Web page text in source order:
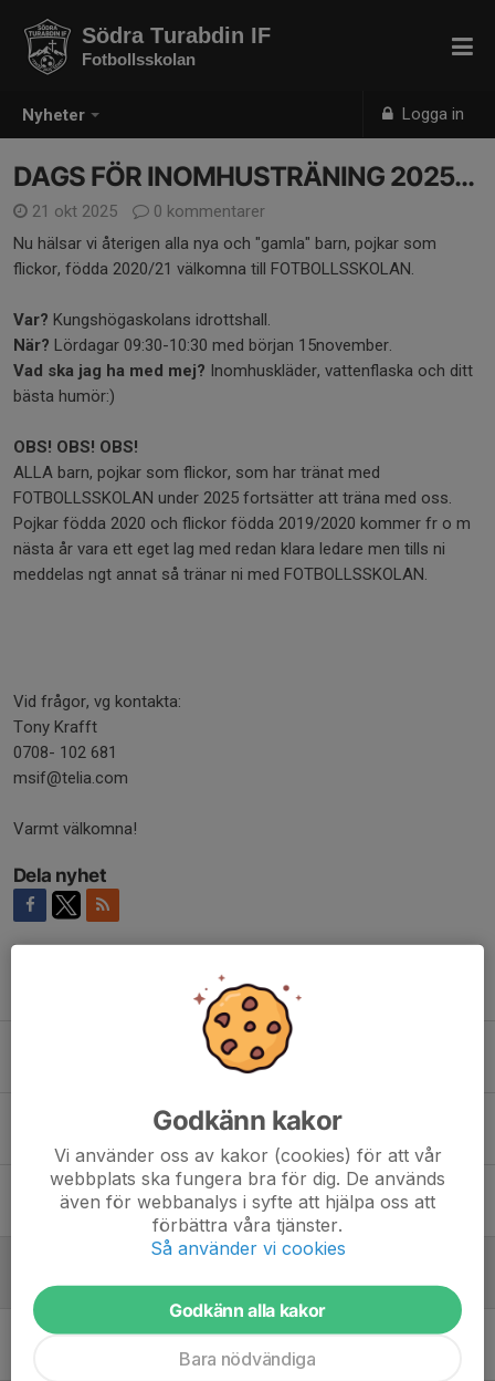
Nyheter Logga in
Södra Turabdin IF
Fotbollsskolan
DAGS FÖR INOMHUSTRÄNING 2025...
21 okt 2025
0 kommentarer
Nu hälsar vi återigen alla nya och "gamla" barn, pojkar som
flickor, födda 2020/21 välkomna till FOTBOLLSSKOLAN.
Var? Kungshögaskolans idrottshall.
När? Lördagar 09:30-10:30 med början 15november.
Vad ska jag ha med mej? Inomhuskläder, vattenflaska och ditt
bästa humör:)
OBS! OBS! OBS!
ALLA barn, pojkar som flickor, som har tränat med
FOTBOLLSSKOLAN under 2025 fortsätter att träna med oss.
Pojkar födda 2020 och flickor födda 2019/2020 kommer fr o m
nästa år vara ett eget lag med redan klara ledare men tills ni
meddelas ngt annat så tränar ni med FOTBOLLSSKOLAN.
Vid frågor, vg kontakta:
Tony Krafft
0708- 102 681
msif@telia.com
Varmt välkomna!
Dela nyhet
UPPSTART FÖR FOTBOLLSKOLAN
DAX FÖR UTOMHUSTRÄNING 2026
UPPSTART INOMHUS 2026
11 jan, 15:47 0
DAGS FÖR INOMHUSTRÄNING 2025...
21 okt 2025 0
0
Godkänn kakor
Vi använder oss av kakor (cookies) för att vår
webbplats ska fungera bra för dig. De används
även för webbanalys i syfte att hjälpa oss att
förbättra våra tjänster.
Så använder vi cookies
Godkänn alla kakor
Bara nödvändiga